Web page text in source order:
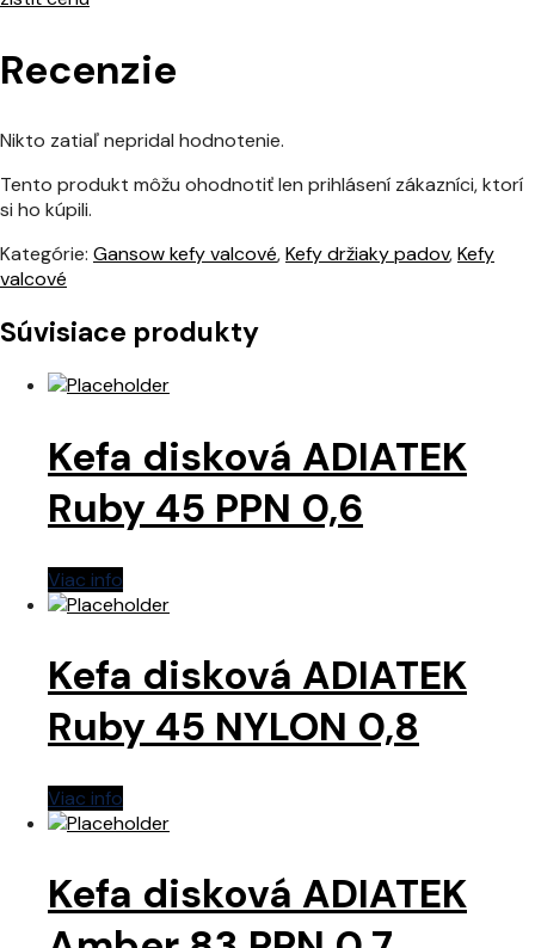
Recenzie
Nikto zatiaľ nepridal hodnotenie.
Tento produkt môžu ohodnotiť len prihlásení zákazníci, ktorí
si ho kúpili.
Kategórie: Gansow kefy valcové,Kefy držiaky padov,Kefy
valcové
Súvisiace produkty
Kefa disková ADIATEK
Ruby 45 PPN 0,6
Viac info
Kefa disková ADIATEK
Ruby 45 NYLON 0,8
Viac info
Kefa disková ADIATEK